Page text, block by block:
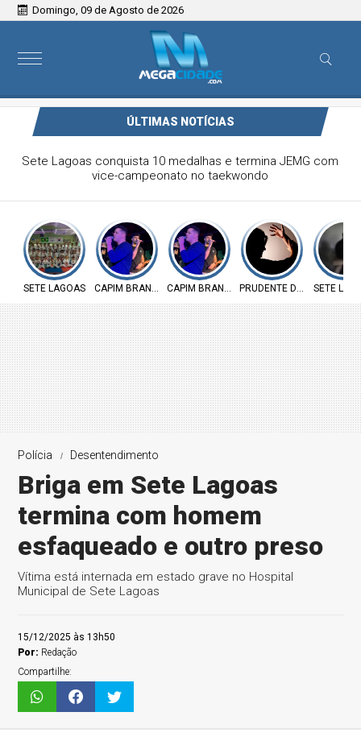
Domingo, 09 de Agosto de 2026
ÚLTIMAS NOTÍCIAS
Victor & Bruno são destaque no ForróCap em Capim
Branco
SETE LAGOAS CAPIM BRANCO CAPIM BRANCO PRUDENTE DE MORAIS
SETE
Polícia Desentendimento
Briga em Sete Lagoas
termina com homem
esfaqueado e outro preso
Vítima está internada em estado grave no Hospital
Municipal de Sete Lagoas
15/12/2025 às 13h50
Por: Redação
Compartilhe: